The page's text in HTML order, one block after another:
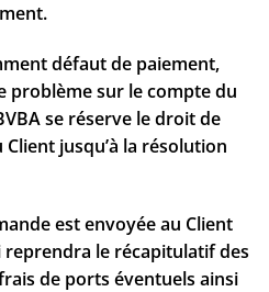
défaut de paiement,
problème sur le compte du
se réserve le droit de
jusqu’à la résolution
est envoyée au Client
reprendra le récapitulatif des
de ports éventuels ainsi